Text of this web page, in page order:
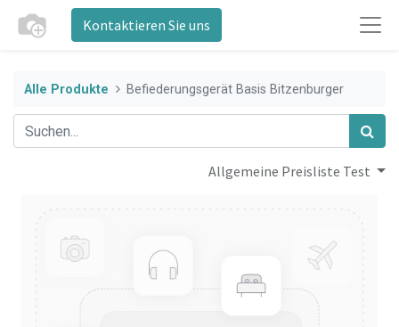
Kontaktieren Sie uns
Alle Produkte Befiederungsgerät Basis Bitzenburger
Allgemeine Preisliste Test